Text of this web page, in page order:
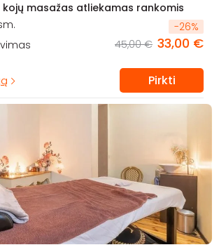
kojų masažas atliekamas rankomis
-26%
45,00 € 33,00 €
Pirkti